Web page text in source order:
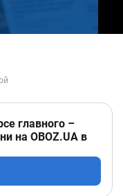
главного –
на OBOZ.UA в